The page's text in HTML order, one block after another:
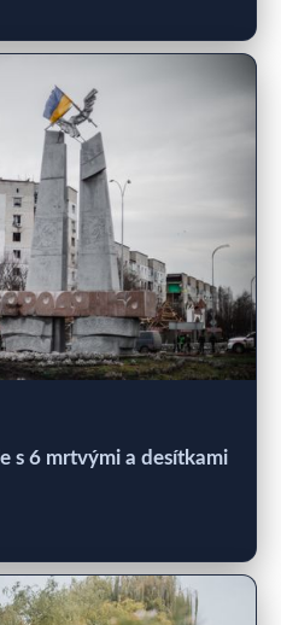
s 6 mrtvými a desítkami